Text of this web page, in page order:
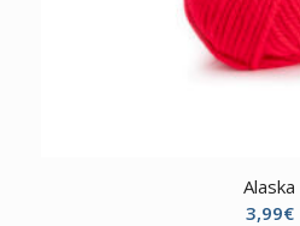
Alaska
3,99€